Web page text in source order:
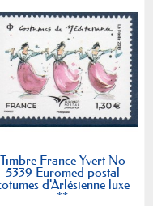
Timbre France Yvert No
5339 Euromed postal
d'Arlésienne luxe
**